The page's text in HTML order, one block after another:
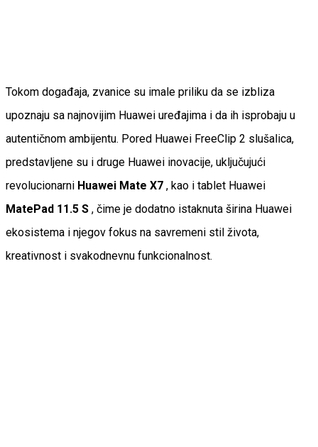
Tokom događaja, zvanice su imale priliku da se izbliza
upoznaju sa najnovijim Huawei uređajima i da ih isprobaju u
autentičnom ambijentu. Pored Huawei FreeClip 2 slušalica,
predstavljene su i druge Huawei inovacije, uključujući
revolucionarni Huawei Mate X7 , kao i tablet Huawei
MatePad 11.5 S , čime je dodatno istaknuta širina Huawei
ekosistema i njegov fokus na savremeni stil života,
kreativnost i svakodnevnu funkcionalnost.